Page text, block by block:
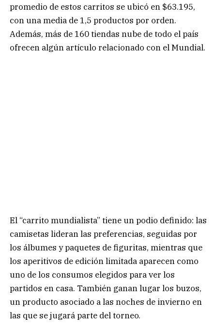
promedio de estos carritos se ubicó en $63.195,
con una media de 1,5 productos por orden.
Además, más de 160 tiendas nube de todo el país
ofrecen algún artículo relacionado con el Mundial.
El “carrito mundialista” tiene un podio definido: las
camisetas lideran las preferencias, seguidas por
los álbumes y paquetes de figuritas, mientras que
los aperitivos de edición limitada aparecen como
uno de los consumos elegidos para ver los
partidos en casa. También ganan lugar los buzos,
un producto asociado a las noches de invierno en
las que se jugará parte del torneo.